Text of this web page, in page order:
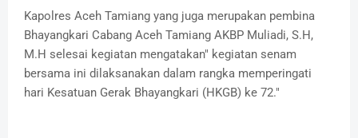
Kapolres Aceh Tamiang yang juga merupakan pembina
Bhayangkari Cabang Aceh Tamiang AKBP Muliadi, S.H,
M.H selesai kegiatan mengatakan" kegiatan senam
bersama ini dilaksanakan dalam rangka memperingati
hari Kesatuan Gerak Bhayangkari (HKGB) ke 72."